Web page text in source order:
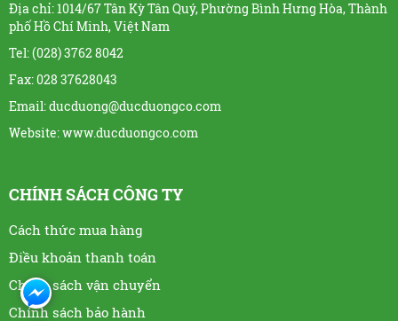
Địa chỉ: 1014/67 Tân Kỳ Tân Quý, Phường Bình Hưng Hòa, Thành
phố Hồ Chí Minh, Việt Nam
Tel: (028) 3762 8042
Fax: 028 37628043
Email: ducduong@ducduongco.com
Website:www.ducduongco.com
CHÍNH SÁCH CÔNG TY
Cách thức mua hàng
Điều khoản thanh toán
Chính sách vận chuyển
Chính sách bảo hành